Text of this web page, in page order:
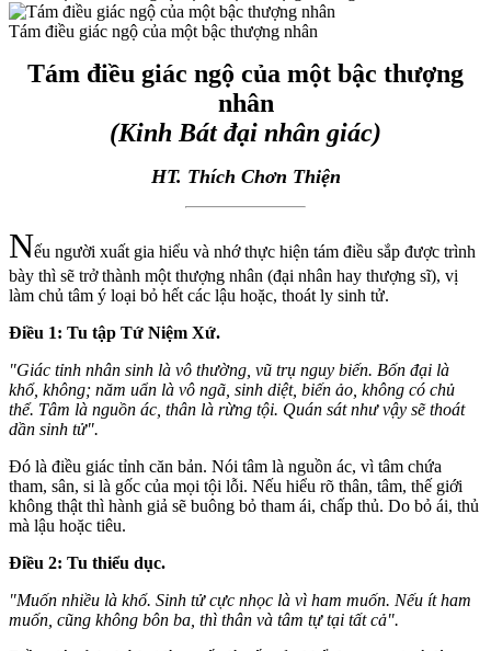
Tám điều giác ngộ của một bậc thượng nhân
Tám điều giác ngộ của một bậc thượng
nhân
(Kinh Bát đại nhân giác)
HT. Thích Chơn Thiện
Nếu người xuất gia hiểu và nhớ thực hiện tám điều sắp được trình
bày thì sẽ trở thành một thượng nhân (đại nhân hay thượng sĩ), vị
làm chủ tâm ý loại bỏ hết các lậu hoặc, thoát ly sinh tử.
Ðiều 1: Tu tập Tứ Niệm Xứ.
"Giác tỉnh nhân sinh là vô thường, vũ trụ nguy biến. Bốn đại là
khổ, không; năm uẩn là vô ngã, sinh diệt, biến ảo, không có chủ
thể. Tâm là nguồn ác, thân là rừng tội. Quán sát như vậy sẽ thoát
dần sinh tử".
Ðó là điều giác tỉnh căn bản. Nói tâm là nguồn ác, vì tâm chứa
tham, sân, si là gốc của mọi tội lỗi. Nếu hiểu rõ thân, tâm, thế giới
không thật thì hành giả sẽ buông bỏ tham ái, chấp thủ. Do bỏ ái, thủ
mà lậu hoặc tiêu.
Ðiều 2: Tu thiểu dục.
"Muốn nhiều là khổ. Sinh tử cực nhọc là vì ham muốn. Nếu ít ham
muốn, cũng không bôn ba, thì thân và tâm tự tại tất cả".